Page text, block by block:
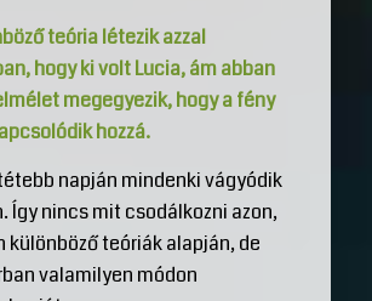
teória létezik azzal
hogy ki volt Lucia, ám abban
megegyezik, hogy a fény
hozzá.
napján mindenki vágyódik
Így nincs mit csodálkozni azon,
különböző teóriák alapján, de
valamilyen módon